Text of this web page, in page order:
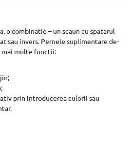
o combinatie – un scaun cu spatarul
sau invers. Pernele suplimentare de-
mai multe functii:
prin introducerea culorii sau